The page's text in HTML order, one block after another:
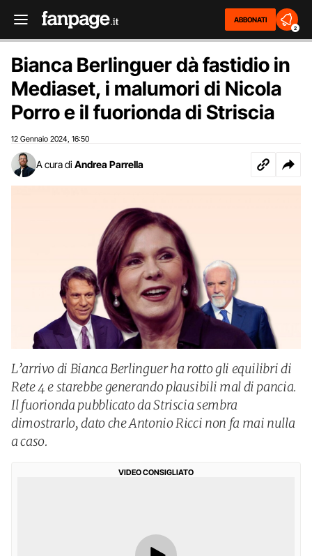
ABBONATI
2
Bianca Berlinguer dà fastidio in
Mediaset, i malumori di Nicola
Porro e il fuorionda di Striscia
12 Gennaio 2024 16:50
A cura di Andrea Parrella
L’arrivo di Bianca Berlinguer ha rotto gli equilibri di
Rete 4 e starebbe generando plausibili mal di pancia.
Il fuorionda pubblicato da Striscia sembra
dimostrarlo, dato che Antonio Ricci non fa mai nulla
a caso.
VIDEO CONSIGLIATO